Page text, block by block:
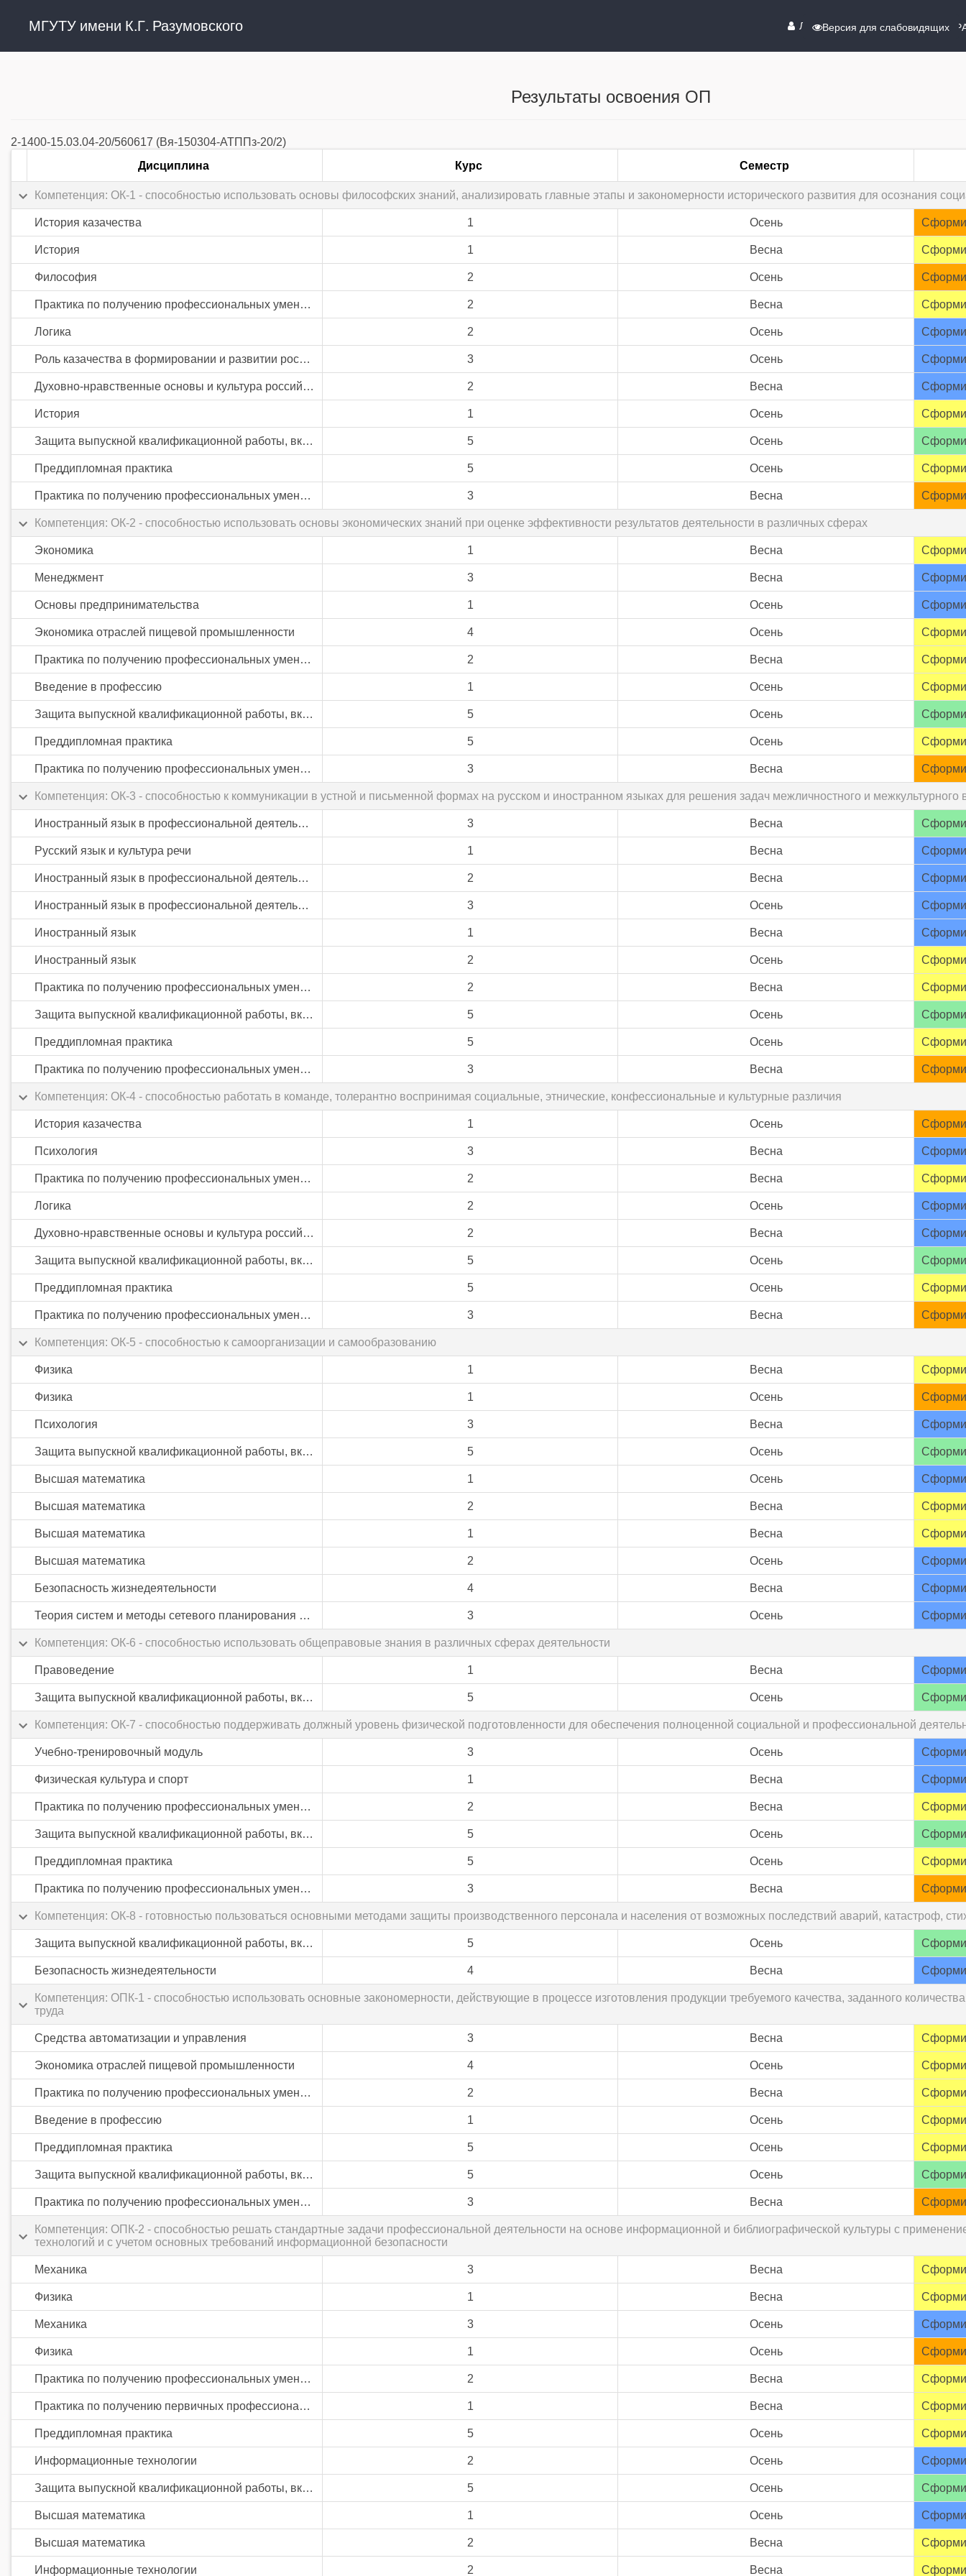
МГУТУ имени К.Г. Разумовского ЛИЧНЫЙ КАБИНЕТ
Версия для слабовидящих
Результаты освоения ОП
2-1400-15.03.04-20/560617 (Вя-150304-АТППз-20/2)
Дисциплина
Курс Семестр
Компетенция: ОК-1 - способностью использовать основы философских знаний, анализировать главные этапы и закономерности исторического развития для осознания
История казачества 1 Осень
История 1 Весна
Философия 2 Осень
Практика по получению профессиональных умений и опыта профессиональной деятельности 2 Весна
Логика 2 Осень
Роль казачества в формировании и развитии российской государственности 3 Осень
Духовно-нравственные основы и культура российского казачества 2 Весна
История 1 Осень
Защита выпускной квалификационной работы, включая подготовку к процедуре защиты и процедуру защиты 5 Осень
Преддипломная практика 5 Осень
Практика по получению профессиональных умений и опыта профессиональной деятельности 3 Весна
Компетенция: ОК-2 - способностью использовать основы экономических знаний при оценке эффективности результатов деятельности в различных сферах
Экономика 1 Весна
Менеджмент 3 Весна
Основы предпринимательства 1 Осень
Экономика отраслей пищевой промышленности 4 Осень
Практика по получению профессиональных умений и опыта профессиональной деятельности 2 Весна
Введение в профессию 1 Осень
Защита выпускной квалификационной работы, включая подготовку к процедуре защиты и процедуру защиты 5 Осень
Преддипломная практика 5 Осень
Практика по получению профессиональных умений и опыта профессиональной деятельности 3 Весна
Компетенция: ОК-3 - способностью к коммуникации в устной и письменной формах на русском и иностранном языках для решения задач межличностного и межкультурного
Иностранный язык в профессиональной деятельности 3 Весна
Русский язык и культура речи 1 Весна
Иностранный язык в профессиональной деятельности 2 Весна
Иностранный язык в профессиональной деятельности 3 Осень
Иностранный язык 1 Весна
Иностранный язык 2 Осень
Практика по получению профессиональных умений и опыта профессиональной деятельности 2 Весна
Защита выпускной квалификационной работы, включая подготовку к процедуре защиты и процедуру защиты 5 Осень
Преддипломная практика 5 Осень
Практика по получению профессиональных умений и опыта профессиональной деятельности 3 Весна
Компетенция: ОК-4 - способностью работать в команде, толерантно воспринимая социальные, этнические, конфессиональные и культурные различия
История казачества 1 Осень
Психология 3 Весна
Практика по получению профессиональных умений и опыта профессиональной деятельности 2 Весна
Логика 2 Осень
Духовно-нравственные основы и культура российского казачества 2 Весна
Защита выпускной квалификационной работы, включая подготовку к процедуре защиты и процедуру защиты 5 Осень
Преддипломная практика 5 Осень
Практика по получению профессиональных умений и опыта профессиональной деятельности 3 Весна
Компетенция: ОК-5 - способностью к самоорганизации и самообразованию
Физика 1 Весна
Физика 1 Осень
Психология 3 Весна
Защита выпускной квалификационной работы, включая подготовку к процедуре защиты и процедуру защиты 5 Осень
Высшая математика 1 Осень
Высшая математика 2 Весна
Высшая математика 1 Весна
Высшая математика 2 Осень
Безопасность жизнедеятельности 4 Весна
Теория систем и методы сетевого планирования и управления 3 Осень
Компетенция: ОК-6 - способностью использовать общеправовые знания в различных сферах деятельности
Правоведение 1 Весна
Защита выпускной квалификационной работы, включая подготовку к процедуре защиты и процедуру защиты 5 Осень
Компетенция: ОК-7 - способностью поддерживать должный уровень физической подготовленности для обеспечения полноценной социальной и профессиональной
Учебно-тренировочный модуль 3 Осень
Физическая культура и спорт 1 Весна
Практика по получению профессиональных умений и опыта профессиональной деятельности 2 Весна
Защита выпускной квалификационной работы, включая подготовку к процедуре защиты и процедуру защиты 5 Осень
Преддипломная практика 5 Осень
Практика по получению профессиональных умений и опыта профессиональной деятельности 3 Весна
Компетенция: ОК-8 - готовностью пользоваться основными методами защиты производственного персонала и населения от возможных последствий аварий, катастроф,
Защита выпускной квалификационной работы, включая подготовку к процедуре защиты и процедуру защиты 5 Осень
Безопасность жизнедеятельности 4 Весна
Компетенция: ОПК-1 - способностью использовать основные закономерности, действующие в процессе изготовления продукции требуемого качества, заданного
труда
Средства автоматизации и управления 3 Весна
Экономика отраслей пищевой промышленности 4 Осень
Практика по получению профессиональных умений и опыта профессиональной деятельности 2 Весна
Введение в профессию 1 Осень
Преддипломная практика 5 Осень
Защита выпускной квалификационной работы, включая подготовку к процедуре защиты и процедуру защиты 5 Осень
Практика по получению профессиональных умений и опыта профессиональной деятельности 3 Весна
Компетенция: ОПК-2 - способностью решать стандартные задачи профессиональной деятельности на основе информационной и библиографической культуры с
технологий и с учетом основных требований информационной безопасности
Механика 3 Весна
Физика 1 Весна
Механика 3 Осень
Физика 1 Осень
Практика по получению профессиональных умений и опыта профессиональной деятельности 2 Весна
Практика по получению первичных профессиональных умений и навыков, в том числе первичных умений и навыков научно-исследовательской деятельности 1 Весна
Преддипломная практика 5 Осень
Информационные технологии 2 Осень
Защита выпускной квалификационной работы, включая подготовку к процедуре защиты и процедуру защиты 5 Осень
Высшая математика 1 Осень
Высшая математика 2 Весна
Информационные технологии 2 Весна